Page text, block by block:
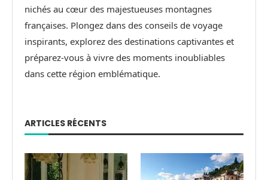
nichés au cœur des majestueuses montagnes
françaises. Plongez dans des conseils de voyage
inspirants, explorez des destinations captivantes et
préparez-vous à vivre des moments inoubliables
dans cette région emblématique.
ARTICLES RÉCENTS